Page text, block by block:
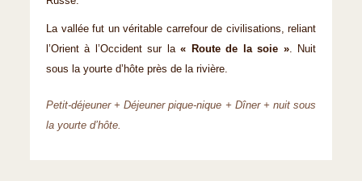
La vallée fut un véritable carrefour de civilisations, reliant
l’Orient à l’Occident sur la« Route de la soie ». Nuit
sous la yourte d’hôte près de la rivière.
Petit-déjeuner + Déjeuner pique-nique + Dîner + nuit sous
la yourte d’hôte.